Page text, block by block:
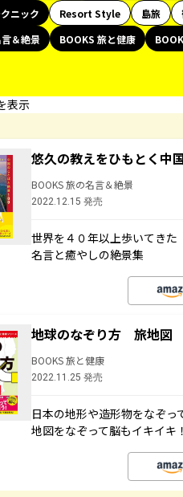
ニック
Resort Style 島旅
＆絶景
BOOKS 旅と健康
表示
悠久の教えをひもとく中
BOOKS 旅の名言＆絶景
2022.12.15 発売
世界を４０年以上歩いてき
名言と癒やしの絶景集
地球のなぞり方 旅地図
BOOKS 旅と健康
2022.11.25 発売
日本の地形や造形物をなぞ
地図をなぞって脳もイキイキ！